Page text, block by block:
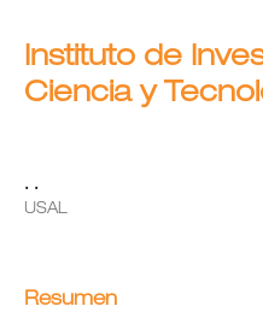
Instituto de
Ciencia y
. .
USAL
Resumen